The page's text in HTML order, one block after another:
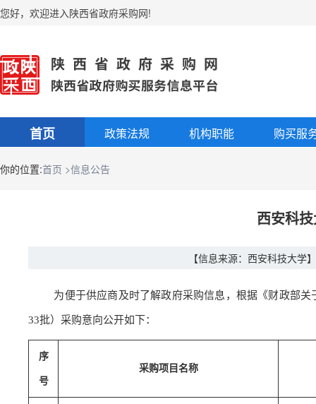
您好， 欢迎进入陕西省政府采购网!
首页 政策法规 机构职能 购买服
你的位置:首页 >信息公告
西安科
【信息来源：西安科技大学】
为便于供应商及时了解政府采购信息 ， 根据《财政部关
33批）采购意向公开如下：
序
号
采购项目名称